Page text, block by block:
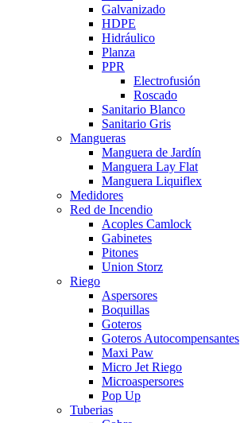
Galvanizado
HDPE
Hidráulico
Planza
PPR
Electrofusión
Roscado
Sanitario Blanco
Sanitario Gris
Mangueras
Manguera de Jardín
Manguera Lay Flat
Manguera Liquiflex
Medidores
Red de Incendio
Acoples Camlock
Gabinetes
Pitones
Union Storz
Riego
Aspersores
Boquillas
Goteros
Goteros Autocompensantes
Maxi Paw
Micro Jet Riego
Microaspersores
Pop Up
Tuberias